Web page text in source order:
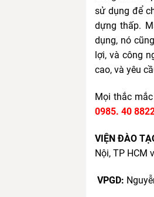
sử dụng để
dựng thấp.
dụng, nó
lợi, và công
cao, và yêu
Mọi thắc
0985. 40
VIỆN ĐÀO
Nội, TP HCM
VPGD: